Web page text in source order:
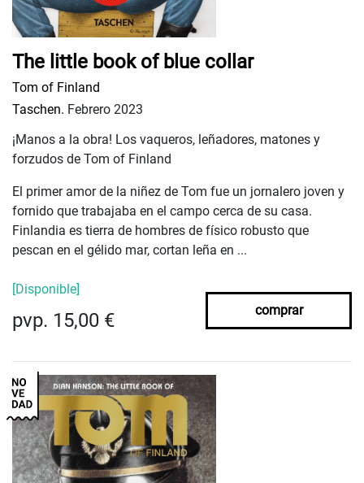
The little book of blue collar
Tom of Finland
Taschen. Febrero 2023
¡Manos a la obra! Los vaqueros, leñadores, matones y
forzudos de Tom of Finland
El primer amor de la niñez de Tom fue un jornalero joven y
fornido que trabajaba en el campo cerca de su casa.
Finlandia es tierra de hombres de físico robusto que
pescan en el gélido mar, cortan leña en ...
[Disponible]
pvp. 15,00 € comprar